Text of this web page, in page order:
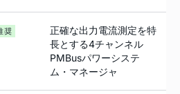
奨
正確な出力電流測定を特
長とする4チャンネル
PMBusパワーシステ
ム・マネージャ